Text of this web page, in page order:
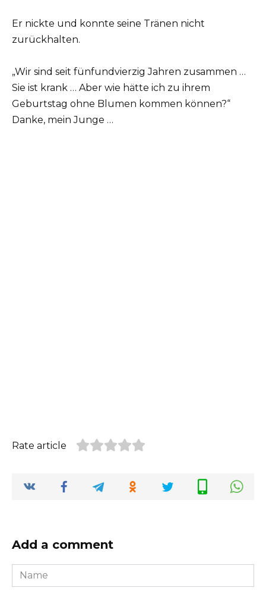
Er nickte und konnte seine Tränen nicht
zurückhalten.
„Wir sind seit fünfundvierzig Jahren zusammen …
Sie ist krank … Aber wie hätte ich zu ihrem
Geburtstag ohne Blumen kommen können?“
Danke, mein Junge …
Rate article
Add a comment
Name
*